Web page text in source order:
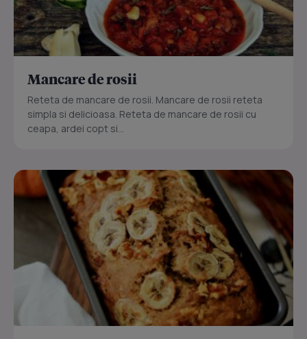
Mancare de rosii
Reteta de mancare de rosii. Mancare de rosii reteta
simpla si delicioasa. Reteta de mancare de rosii cu
ceapa, ardei copt si...